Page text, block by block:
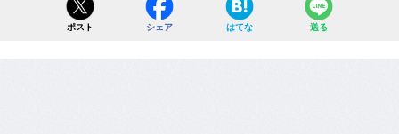
ポスト シェア はてな 送る